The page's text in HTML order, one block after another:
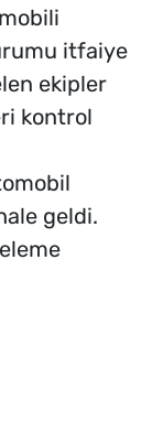
itfaiye
ekipler
kontrol
geldi.